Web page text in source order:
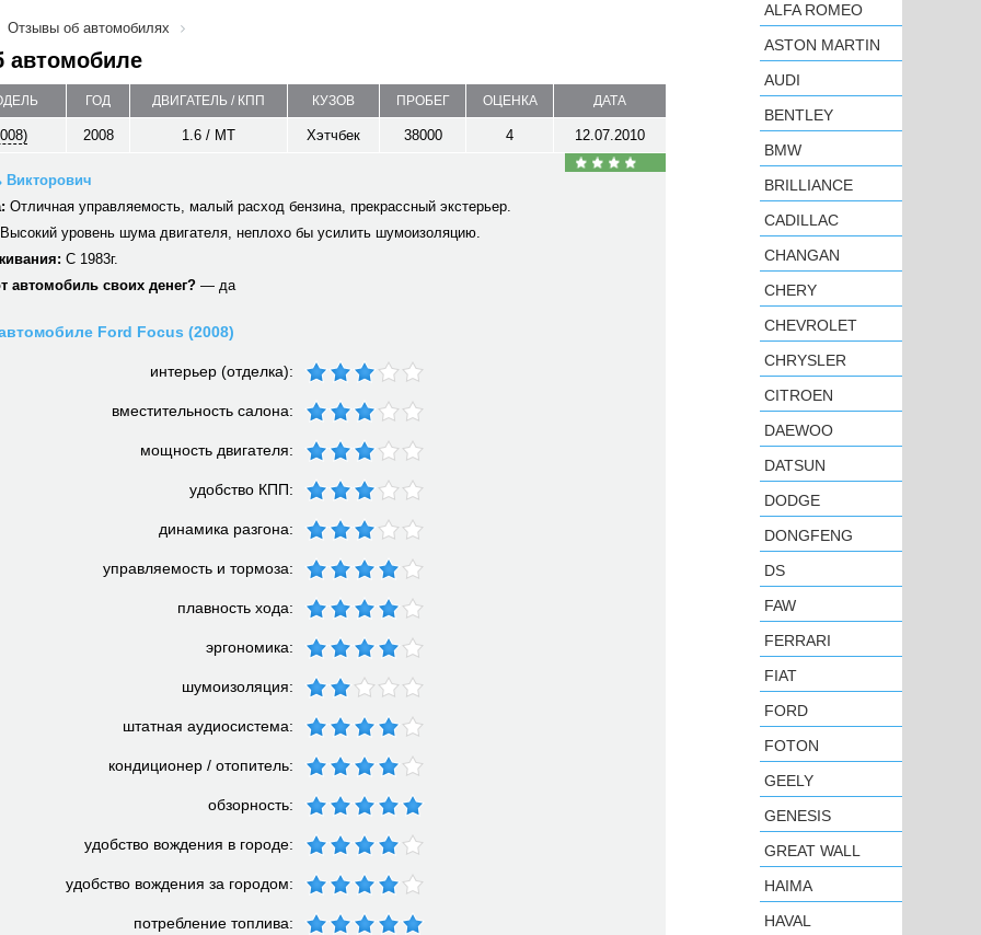
Отзывы об автомобилях
автомобиле
ГОД ДВИГАТЕЛЬ / КПП КУЗОВ ПРОБЕГ ОЦЕНКА ДАТА
2008 1.6 / MT Хэтчбек 38000 4 12.07.2010
Викторович
Отличная управляемость, малый расход бензина, прекрассный экстерьер.
уровень шума двигателя, неплохо бы усилить шумоизоляцию.
С 1983г.
автомобиль своих денег? — да
Ford Focus (2008)
интерьер (отделка):
вместительность салона:
мощность двигателя:
удобство КПП:
динамика разгона:
управляемость и тормоза:
плавность хода:
эргономика:
шумоизоляция:
штатная аудиосистема:
кондиционер / отопитель:
обзорность:
удобство вождения в городе:
удобство вождения за городом:
потребление топлива:
ALFA ROMEO
ASTON MARTIN
AUDI
BENTLEY
BMW
BRILLIANCE
CADILLAC
CHANGAN
CHERY
CHEVROLET
CHRYSLER
CITROEN
DAEWOO
DATSUN
DODGE
DONGFENG
DS
FAW
FERRARI
FIAT
FORD
FOTON
GEELY
GENESIS
GREAT WALL
HAIMA
HAVAL